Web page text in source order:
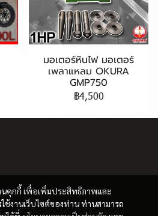
มอเตอร์หินไฟ มอเตอร์
เพลาแหลม OKURA
GMP750
฿4,500
นคุกกี้ เพื่อเพิ่มประสิทธิภาพและ
งานเว็บไซต์ของท่าน ท่านสามารถ